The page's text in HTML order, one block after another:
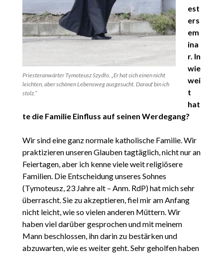
Priesteranwärter Tymoteusz Szydło. „Er hat sich einen nicht
leichten, aber schönen Lebensweg ausgesucht. Darauf bin ich
stolz.“
est
ers
em
ina
r. In
wie
wei
t
hat
te die Familie Einfluss auf seinen Werdegang?
Wir sind eine ganz normale katholische Familie. Wir
praktizieren unseren Glauben tagtäglich, nicht nur an
Feiertagen, aber ich kenne viele weit religiösere
Familien. Die Entscheidung unseres Sohnes
(Tymoteusz, 23 Jahre alt – Anm. RdP) hat mich sehr
überrascht. Sie zu akzeptieren, fiel mir am Anfang
nicht leicht, wie so vielen anderen Müttern. Wir
haben viel darüber gesprochen und mit meinem
Mann beschlossen, ihn darin zu bestärken und
abzuwarten, wie es weiter geht. Sehr geholfen haben